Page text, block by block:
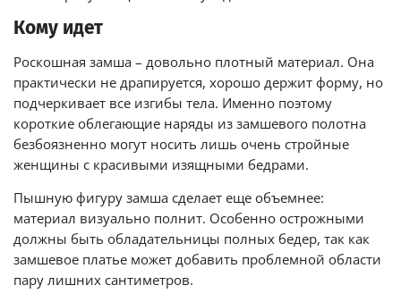
Кому идет
Роскошная замша – довольно плотный материал. Она
практически не драпируется, хорошо держит форму, но
подчеркивает все изгибы тела. Именно поэтому
короткие облегающие наряды из замшевого полотна
безбоязненно могут носить лишь очень стройные
женщины с красивыми изящными бедрами.
Пышную фигуру замша сделает еще объемнее:
материал визуально полнит. Особенно острожными
должны быть обладательницы полных бедер, так как
замшевое платье может добавить проблемной области
пару лишних сантиметров.